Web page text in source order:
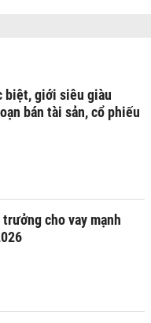
biệt, giới siêu giàu
bán tài sản, cổ phiếu
cho vay mạnh